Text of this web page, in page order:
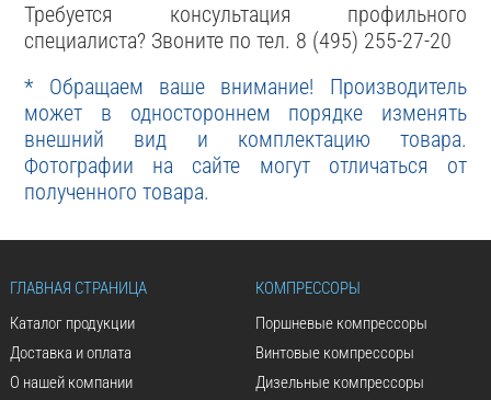
Требуется консультация профильного
специалиста? Звоните по тел. 8 (495) 255-27-20
* Обращаем ваше внимание! Производитель
может в одностороннем порядке изменять
внешний вид и комплектацию товара.
Фотографии на сайте могут отличаться от
полученного товара.
ГЛАВНАЯ СТРАНИЦА
Каталог продукции
Доставка и оплата
О нашей компании
КОМПРЕССОРЫ
Поршневые компрессоры
Винтовые компрессоры
Дизельные компрессоры